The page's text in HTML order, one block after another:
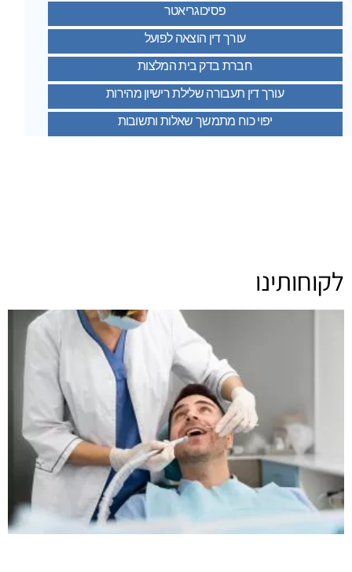
פסיכוגריאטר
עורך דין הוצאה לפועל
חברת בדק בית המלצות
עורך דין תעבורה שלילת רישיון מהירות
יפוי כוח מתמשך שאלות ותשובות
לקוחותינו